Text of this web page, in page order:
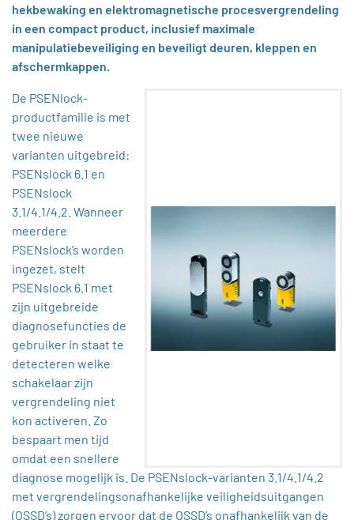
hekbewaking en elektromagnetische procesvergrendeling
in een compact product, inclusief maximale
manipulatiebeveiliging en beveiligt deuren, kleppen en
afschermkappen.
De PSENlock-
productfamilie is met
twee nieuwe
varianten uitgebreid:
PSENslock 6.1 en
PSENslock
3.1/4.1/4.2. Wanneer
meerdere
PSENslock’s worden
ingezet, stelt
PSENslock 6.1 met
zijn uitgebreide
diagnosefuncties de
gebruiker in staat te
detecteren welke
schakelaar zijn
vergrendeling niet
kon activeren. Zo
bespaart men tijd
omdat een snellere
diagnose mogelijk is. De PSENslock-varianten 3.1/4.1/4.2
met vergrendelingsonafhankelijke veiligheidsuitgangen
(OSSD’s) zorgen ervoor dat de OSSD’s onafhankelijk van de